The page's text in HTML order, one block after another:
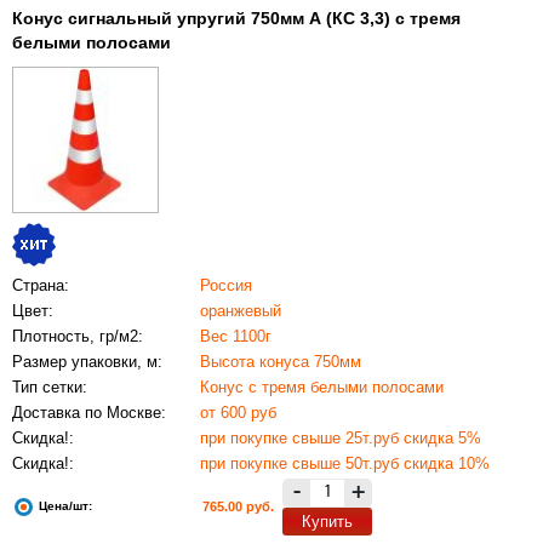
Конус сигнальный упругий 750мм А (КС 3,3) с тремя
белыми полосами
Страна:
Россия
Цвет:
оранжевый
Плотность, гр/м2:
Вес 1100г
Размер упаковки, м:
Высота конуса 750мм
Тип сетки:
Конус с тремя белыми полосами
Доставка по Москве:
от 600 руб
Скидка!:
при покупке свыше 25т.руб скидка 5%
Скидка!:
при покупке свыше 50т.руб скидка 10%
Цена/шт: 765.00 руб.
- +
Купить